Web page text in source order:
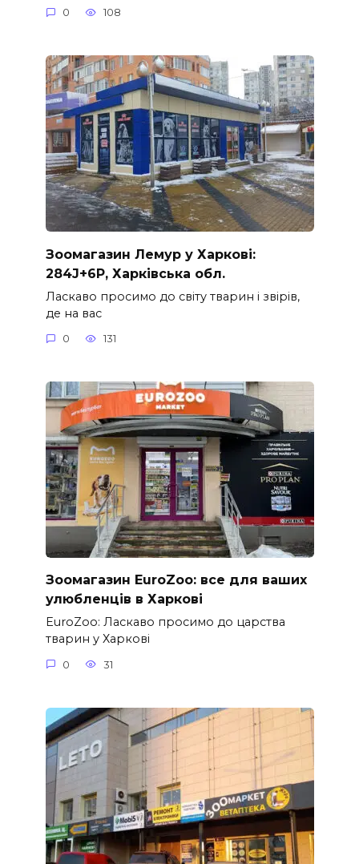
0 108
Зоомагазин Лемур у Харкові:
284J+6P, Харківська обл.
Ласкаво просимо до світу тварин і звірів,
де на вас
0 131
Зоомагазин EuroZoo: все для ваших
улюбленців в Харкові
EuroZoo: Ласкаво просимо до царства
тварин у Харкові
0 31